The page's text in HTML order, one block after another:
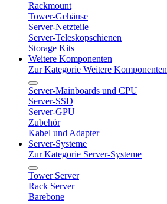
Rackmount
Tower-Gehäuse
Server-Netzteile
Server-Teleskopschienen
Storage Kits
Weitere Komponenten
Zur Kategorie Weitere Komponenten
Server-Mainboards und CPU
Server-SSD
Server-GPU
Zubehör
Kabel und Adapter
Server-Systeme
Zur Kategorie Server-Systeme
Tower Server
Rack Server
Barebone